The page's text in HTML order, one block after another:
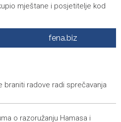
mještane i posjetitelje kod
direct EU funding for UNESCO
an open dialogue with all
ostaje u MotoGP kalendaru do
i desnica ujedinjene protiv
fena.biz
braniti radove radi sprečavanja
o razoružanju Hamasa i